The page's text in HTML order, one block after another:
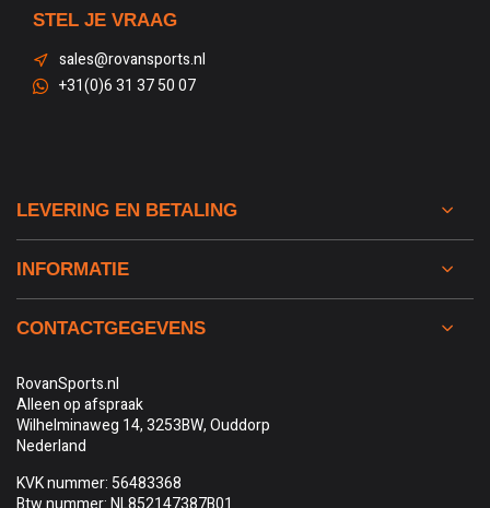
STEL JE VRAAG
sales@rovansports.nl
+31(0)6 31 37 50 07
LEVERING EN BETALING
INFORMATIE
CONTACTGEGEVENS
RovanSports.nl
Alleen op afspraak
Wilhelminaweg 14, 3253BW, Ouddorp
Nederland
KVK nummer: 56483368